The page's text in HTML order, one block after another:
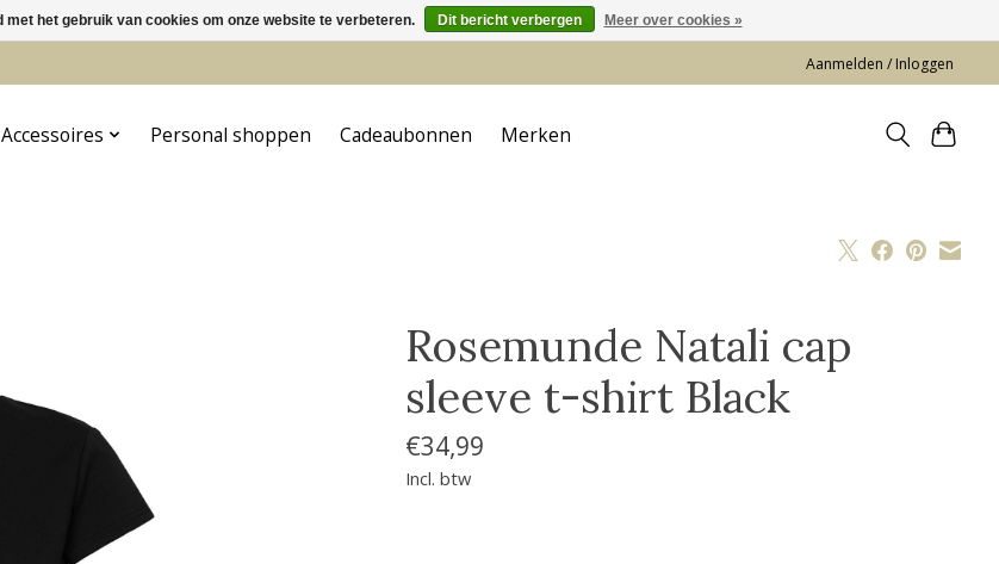
Aanmelden / Inloggen
Accessoires Personal shoppen Cadeaubonnen Merken
Rosemunde Natali cap
sleeve t-shirt Black
€34,99
Incl. btw
het gebruik van cookies om onze website te verbeteren. Dit bericht verbergen Meer over cookies »